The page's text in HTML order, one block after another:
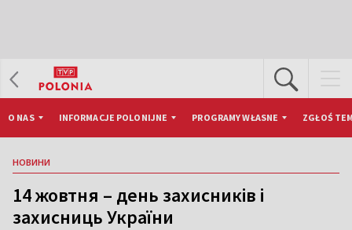
O NAS INFORMACJE POLONIJNE PROGRAMY WŁASNE ZGŁOŚ
НОВИНИ
14 жовтня – день захисників і
захисниць України